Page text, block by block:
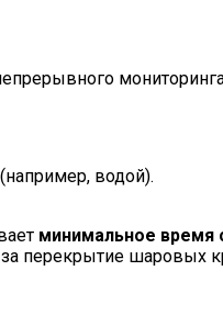
водой).
минимальное время
перекрытие шаровых